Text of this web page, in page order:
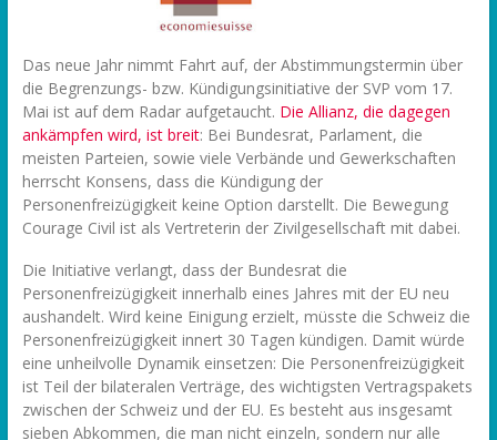
Das neue Jahr nimmt Fahrt auf, der Abstimmungstermin über
die Begrenzungs- bzw. Kündigungsinitiative der SVP vom 17.
Mai ist auf dem Radar aufgetaucht. Die Allianz, die dagegen
ankämpfen wird, ist breit: Bei Bundesrat, Parlament, die
meisten Parteien, sowie viele Verbände und Gewerkschaften
herrscht Konsens, dass die Kündigung der
Personenfreizügigkeit keine Option darstellt. Die Bewegung
Courage Civil ist als Vertreterin der Zivilgesellschaft mit dabei.
Die Initiative verlangt, dass der Bundesrat die
Personenfreizügigkeit innerhalb eines Jahres mit der EU neu
aushandelt. Wird keine Einigung erzielt, müsste die Schweiz die
Personenfreizügigkeit innert 30 Tagen kündigen. Damit würde
eine unheilvolle Dynamik einsetzen: Die Personenfreizügigkeit
ist Teil der bilateralen Verträge, des wichtigsten Vertragspakets
zwischen der Schweiz und der EU. Es besteht aus insgesamt
sieben Abkommen, die man nicht einzeln, sondern nur alle